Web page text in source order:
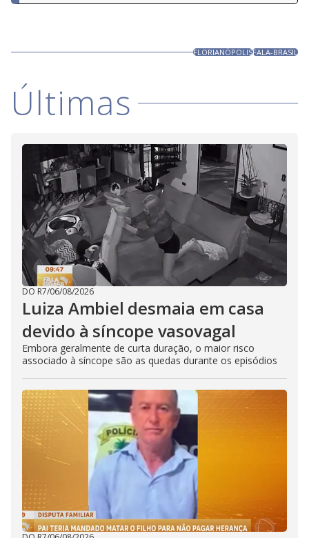
FLORIANÓPOLISFALA-BRASIL
Últimas
DO R7/06/08/2026
Luiza Ambiel desmaia em casa
devido à síncope vasovagal
Embora geralmente de curta duração, o maior risco
associado à síncope são as quedas durante os episódios